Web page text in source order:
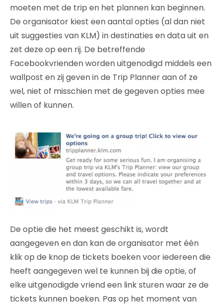
moeten met de trip en het plannen kan beginnen.
De organisator kiest een aantal opties (al dan niet
uit suggesties van KLM) in destinaties en data uit en
zet deze op een rij. De betreffende
Facebookvrienden worden uitgenodigd middels een
wallpost en zij geven in de Trip Planner aan of ze
wel, niet of misschien met de gegeven opties mee
willen of kunnen.
De optie die het meest geschikt is, wordt
aangegeven en dan kan de organisator met één
klik op de knop de tickets boeken voor iedereen die
heeft aangegeven wel te kunnen bij die optie, of
elke uitgenodigde vriend een link sturen waar ze de
tickets kunnen boeken. Pas op het moment van